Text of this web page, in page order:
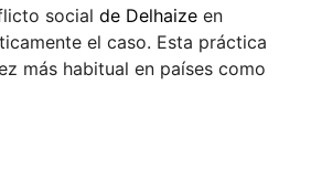
social de Delhaize en
el caso. Esta práctica
más habitual en países como